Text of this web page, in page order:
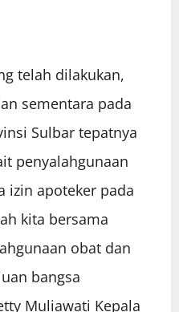
telah dilakukan,
sementara pada
Sulbar tepatnya
penyalahgunaan
izin apoteker pada
kita bersama
obat dan
bangsa
Muliawati Kepala